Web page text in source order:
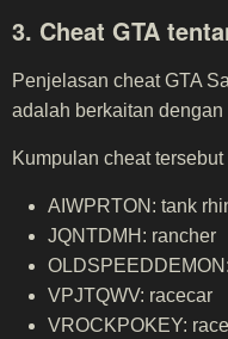
3. Cheat GTA
Penjelasan cheat GTA
adalah berkaitan dengan
Kumpulan cheat
AIWPRTON: tank
JQNTDMH: rancher
VPJTQWV: racecar
VROCKPOKEY: